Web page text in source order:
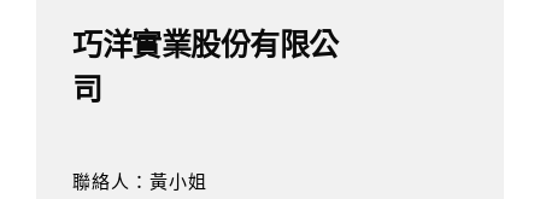
巧洋實業股份有限公
司
聯絡人：黃小姐